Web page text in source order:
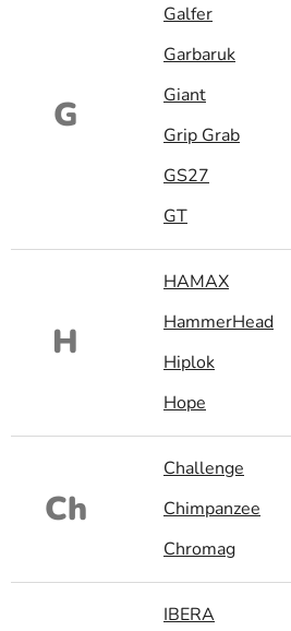
G
Galfer
Garbaruk
Giant
Grip Grab
GS27
GT
H
HAMAX
HammerHead
Hiplok
Hope
Ch
Challenge
Chimpanzee
Chromag
IBERA